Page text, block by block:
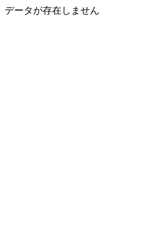
データが存在しません